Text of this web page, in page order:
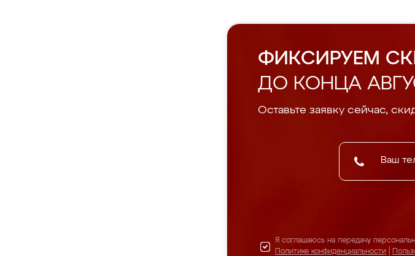
ФИКСИРУЕМ
ДО КОНЦА
Оставьте заявку сейчас,
Я соглашаюсь на передачу
Политике конфиденциальности